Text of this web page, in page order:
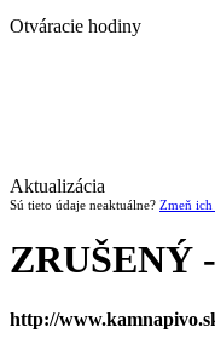
Otváracie hodiny
Aktualizácia
Sú tieto údaje neaktuálne? Zmeň ich
ZRUŠENÝ
http://